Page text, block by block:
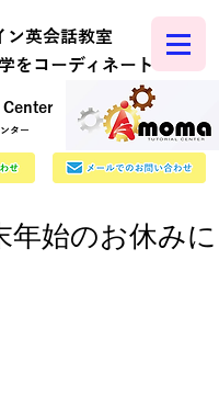
ター
ン英会話教室
をコーディネート
年始のお休みに